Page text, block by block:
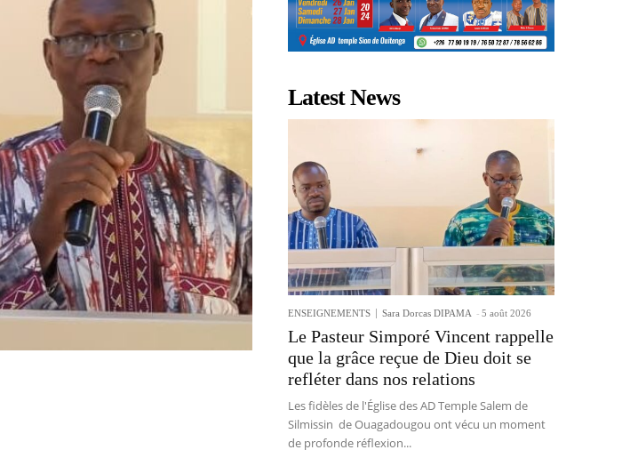
Latest News
ENSEIGNEMENTS Sara Dorcas DIPAMA - 5 août 2026
Le Pasteur Simporé Vincent rappelle
que la grâce reçue de Dieu doit se
refléter dans nos relations
Les fidèles de l'Église des AD Temple Salem de
Silmissin de Ouagadougou ont vécu un moment
de profonde réflexion...